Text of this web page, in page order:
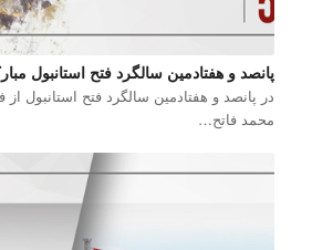
پانصد و هفتادمین سالگرد فتح استانبول
در پانصد و هفتادمین سالگرد فتح استانبول
محمد فاتح…